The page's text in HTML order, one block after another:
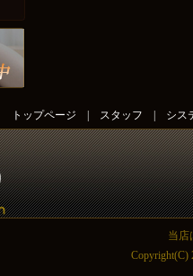
トップページ スタッフ シス
当店
Copyright(C)